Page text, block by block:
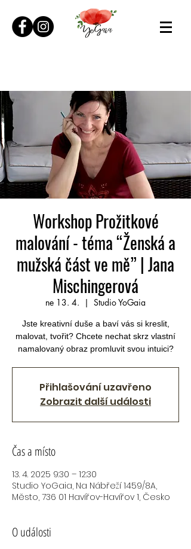
Workshop Prožitkové
malování - téma “Ženská a
mužská část ve mě” | Jana
Mischingerová
ne 13. 4.
  |
Studio YoGaia
Jste kreativní duše a baví vás si kreslit,
malovat, tvořit? Chcete nechat skrz vlastní
namalovaný obraz promluvit svou intuici?
Přihlašování uzavřeno
Zobrazit další události
Čas a místo
13. 4. 2025 9:30 – 12:30
Studio YoGaia, Na Nábřeží 1459/8A,
Město, 736 01 Havířov-Havířov 1, Česko
O události